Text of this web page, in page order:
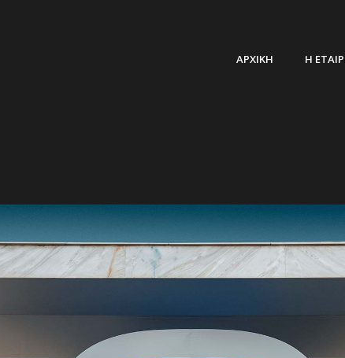
ΑΡΧΙΚΗ Η